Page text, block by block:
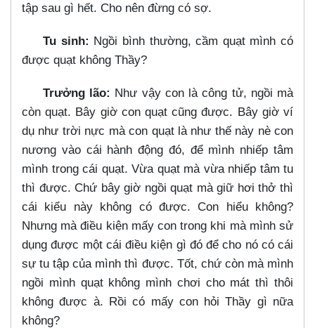
tập sau gì hết. Cho nên đừng có sợ.
Tu sinh: Ngồi bình thường, cầm quạt mình có
được quạt không Thầy?
Trưởng lão: Như vậy con là công tử, ngồi mà
còn quạt. Bây giờ con quạt cũng được. Bây giờ ví
dụ như trời nực mà con quạt là như thế này nè con
nương vào cái hành động đó, để mình nhiếp tâm
mình trong cái quạt. Vừa quạt mà vừa nhiếp tâm tu
thì được. Chứ bây giờ ngồi quạt mà giữ hơi thở thì
cái kiểu này không có được. Con hiểu không?
Nhưng mà điều kiện mấy con trong khi mà mình sử
dụng được một cái điều kiện gì đó để cho nó có cái
sự tu tập của mình thì được. Tốt, chứ còn mà mình
ngồi mình quạt không mình chơi cho mát thì thôi
không được à. Rồi có mấy con hỏi Thầy gì nữa
không?